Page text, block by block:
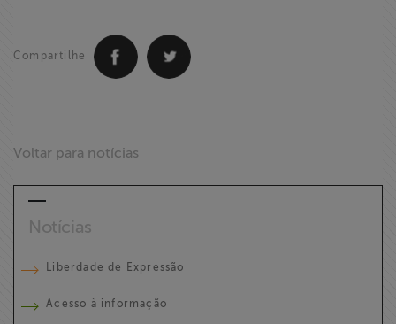
Compartilhe
Voltar para notícias
Notícias
Liberdade de Expressão
Acesso à informação